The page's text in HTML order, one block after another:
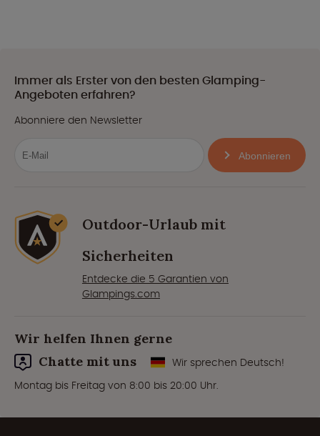
Immer als Erster von den besten Glamping-
Angeboten erfahren?
Abonniere den Newsletter
Abonnieren
Outdoor-Urlaub mit
Sicherheiten
Entdecke die 5 Garantien von
Glampings.com
Wir helfen Ihnen gerne
Chatte mit uns
Wir sprechen Deutsch!
Montag bis Freitag von 8:00 bis 20:00 Uhr.